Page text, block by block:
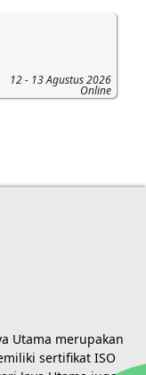
12 - 13 Agustus 2026
Online
Utama merupakan
sertifikat ISO